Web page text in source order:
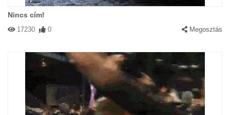
Nincs cím!
17230 0 Megosztás